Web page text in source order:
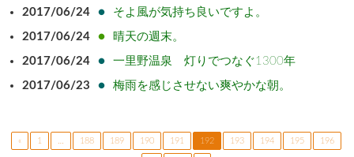
2017/06/24 そよ風が気持ち良いですよ。
2017/06/24 晴天の週末。
2017/06/24 一里野温泉 灯りでつなぐ1300年
2017/06/23 梅雨を感じさせない爽やかな朝。
« 1 188 189 190 191 192 193 194 195 196